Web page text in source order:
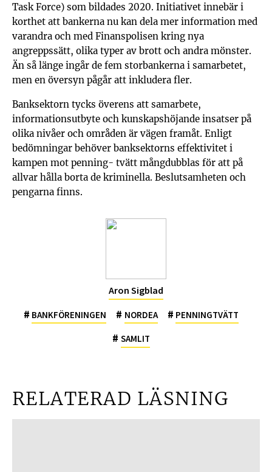
Task Force) som bildades 2020. Initiativet innebär i
korthet att bankerna nu kan dela mer information med
varandra och med Finanspolisen kring nya
angreppssätt, olika typer av brott och andra mönster.
Än så länge ingår de fem storbankerna i samarbetet,
men en översyn pågår att inkludera fler.
Banksektorn tycks överens att samarbete,
informationsutbyte och kunskapshöjande insatser på
olika nivåer och områden är vägen framåt. Enligt
bedömningar behöver banksektorns effektivitet i
kampen mot penning- tvätt mångdubblas för att på
allvar hålla borta de kriminella. Beslutsamheten och
pengarna finns.
Aron Sigblad
# BANKFÖRENINGEN # NORDEA # PENNINGTVÄTT
# SAMLIT
RELATERAD LÄSNING